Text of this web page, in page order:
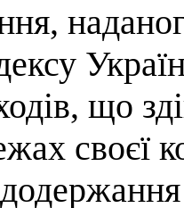
, що
своєї
додержання